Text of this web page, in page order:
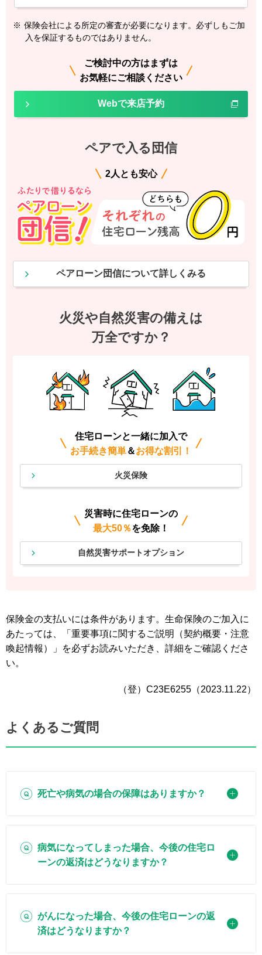
※ 保険会社による所定の審査が必要になります。必ずしもご加
入を保証するものではありません。
ご検討中の方はまずは
お気軽にご相談ください
Webで来店予約
ペアで入る団信
2人とも安心
ペアローン団信について詳しくみる
火災や自然災害の備えは
万全ですか？
住宅ローンと一緒に加入で
お手続き簡単＆お得な割引！
火災保険
災害時に住宅ローンの
最大50％を免除！
自然災害サポートオプション
保険金の支払いには条件があります。生命保険のご加入に
あたっては、
「重要事項に関するご説明（契約概要・注意
喚起情報）」を必ずお読みいただき、詳細をご確認くださ
い。
（登）C23E6255（2023.11.22）
よくあるご質問
死亡や病気の場合の保障はありますか？
病気になってしまった場合、今後の住宅ロ
ーンの返済はどうなりますか？
がんになった場合、今後の住宅ローンの返
済はどうなりますか？